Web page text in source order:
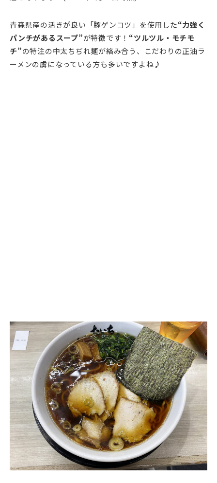
青森県産の活きが良い「豚ゲンコツ」を使用した“力強く
パンチがあるスープ”が特徴です！ “ツルツル・モチモ
チ”の特注の中太ちぢれ麺が絡み合う、こだわりの正油ラ
ーメンの虜になっている方も多いですよね♪